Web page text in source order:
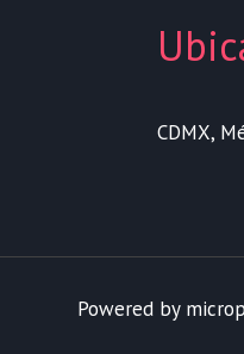
CDMX,
Powered by